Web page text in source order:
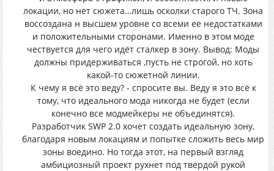
локации, но нет сюжета…лишь осколки старого ТЧ. Зона
воссоздана н высшем уровне со всеми ее недостатками
и положительными сторонами. Именно в этом моде
чествуется для чего идёт сталкер в зону. Вывод: Моды
должны придерживаться ,пусть не строгой, но хоть
какой-то сюжетной линии.
К чему я всё это веду? - спросите вы. Веду я это всё к
тому, что идеального мода никогда не будет (если
конечно все модмейкеры не объединятся).
Разработчик SWP 2.0 хочет создать идеальную зону,
благодаря новым локациям и попытке сложить весь мир
зоны воедино. Но тогда этот, на первый взгляд
амбициозный проект рухнет под твердой рукой